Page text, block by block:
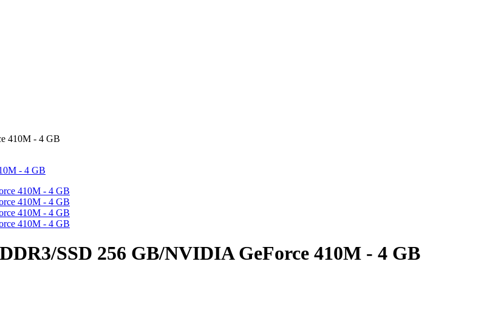
410M - 4 GB
SSD 256 GB/NVIDIA GeForce 410M - 4 GB